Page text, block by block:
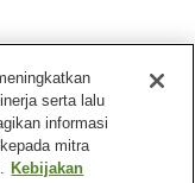
Kikyo
serta lalu
informasi
mitra
Kebijakan